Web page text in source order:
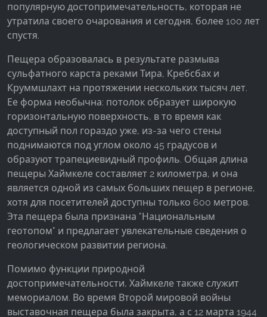
популярную достопримечательность, которая не
утратила своего очарования и сегодня, более 100 лет
спустя.
Пещера образовалась в результате размыва
сульфатного карста реками Тира, Кребсбах и
Круммшлахт на протяжении нескольких тысяч лет.
Ее форма необычна: потолок образует широкую
горизонтальную поверхность, в то время как
доступный пол гораздо уже, из-за чего стены
поднимаются под углом около 45 градусов и
образуют трапециевидный профиль. Общая длина
пещеры Хаймкеле составляет 2 километра, и она
является одной из самых больших пещер в регионе,
хотя для посетителей доступны только 600 метров.
Эта пещера была признана "Национальным
геотопом" и предлагает увлекательные сведения о
геологическом развитии региона.
Помимо функции природной
достопримечательности, Хаймкеле также служит
мемориалом. Во время Второй мировой войны
выставочная пещера была закрыта, а с 12 марта 1944